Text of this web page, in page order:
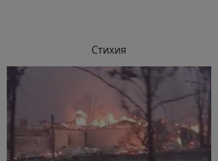
Стихия